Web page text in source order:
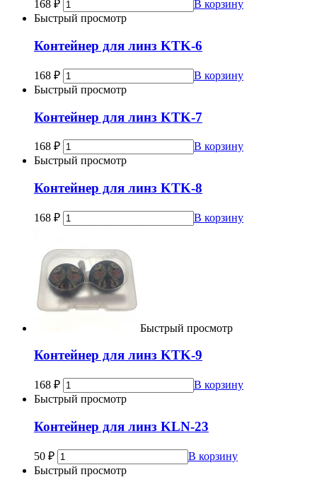
168 ₽
В корзину
Быстрый просмотр
Контейнер для линз KTK-6
168 ₽
В корзину
Быстрый просмотр
Контейнер для линз KTK-7
168 ₽
В корзину
Быстрый просмотр
Контейнер для линз KTK-8
168 ₽ В корзину
Быстрый просмотр
Контейнер для линз KTK-9
168 ₽
В корзину
Быстрый просмотр
Контейнер для линз KLN-23
50 ₽
В корзину
Быстрый просмотр